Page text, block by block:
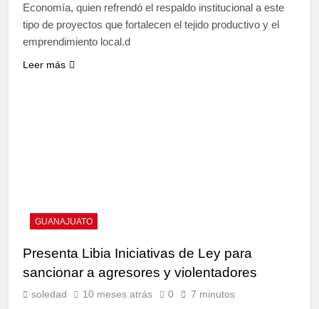
Economía, quien refrendó el respaldo institucional a este
tipo de proyectos que fortalecen el tejido productivo y el
emprendimiento local.d
Leer más
GUANAJUATO
Presenta Libia Iniciativas de Ley para
sancionar a agresores y violentadores
soledad 10 meses atrás 0 7 minutos